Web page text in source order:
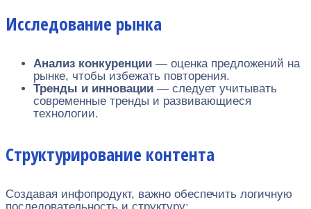
Исследование рынка
Анализ конкуренции — оценка предложений на
рынке, чтобы избежать повторения.
Тренды и инновации — следует учитывать
современные тренды и развивающиеся
технологии.
Структурирование контента
Создавая инфопродукт, важно обеспечить логичную